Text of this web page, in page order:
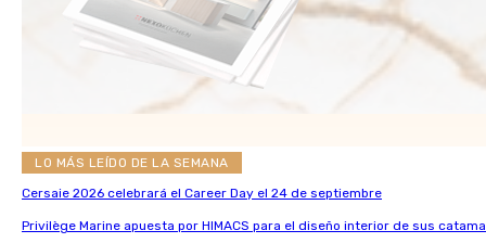
LO MÁS LEÍDO DE LA SEMANA
Cersaie 2026 celebrará el Career Day el 24 de septiembre
Privilège Marine apuesta por HIMACS para el diseño interior de sus